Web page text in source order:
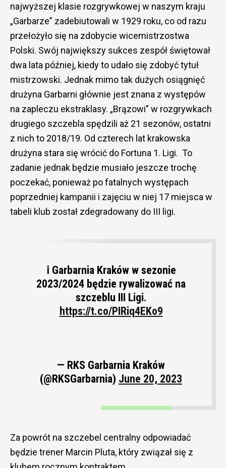
najwyższej klasie rozgrywkowej w naszym kraju
„Garbarze” zadebiutowali w 1929 roku, co od razu
przełożyło się na zdobycie wicemistrzostwa
Polski. Swój największy sukces zespół świętował
dwa lata później, kiedy to udało się zdobyć tytuł
mistrzowski. Jednak mimo tak dużych osiągnięć
drużyna Garbarni głównie jest znana z występów
na zapleczu ekstraklasy. „Brązowi” w rozgrywkach
drugiego szczebla spędzili aż 21 sezonów, ostatni
z nich to 2018/19. Od czterech lat krakowska
drużyna stara się wrócić do Fortuna 1. Ligi. To
zadanie jednak będzie musiało jeszcze trochę
poczekać, ponieważ po fatalnych występach
poprzedniej kampanii i zajęciu w niej 17 miejsca w
tabeli klub został zdegradowany do III ligi.
ℹ️ Garbarnia Kraków w sezonie
2023/2024 będzie rywalizować na
szczeblu III Ligi.
https://t.co/PIRiq4EKo9
— RKS Garbarnia Kraków
(@RKSGarbarnia) June 20, 2023
Za powrót na szczebel centralny odpowiadać
będzie trener Marcin Pluta, który związał się z